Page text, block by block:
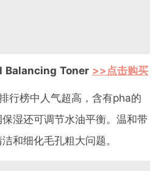
Balancing Toner >>点击购买
行榜中人气超高，含有pha的
湿还可调节水油平衡。温和带
和细化毛孔粗大问题。